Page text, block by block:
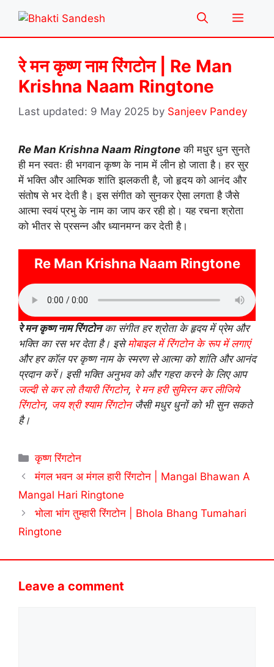
content
Menu
रे मन कृष्ण नाम रिंगटोन | Re Man
Krishna Naam Ringtone
9 May 2025 by Sanjeev Pandey
Re Man Krishna Naam Ringtone की मधुर धुन सुनते
ही मन स्वतः ही भगवान कृष्ण के नाम में लीन हो जाता है। हर सुर
में भक्ति और आत्मिक शांति झलकती है, जो हृदय को आनंद और
संतोष से भर देती है। इस संगीत को सुनकर ऐसा लगता है जैसे
आत्मा स्वयं प्रभु के नाम का जाप कर रही हो। यह रचना श्रोता
को भीतर से प्रसन्न और ध्यानमग्न कर देती है।
Re Man Krishna Naam Ringtone
रे मन कृष्ण नाम रिंगटोनका संगीत हर श्रोता के हृदय में प्रेम और
भक्ति का रस भर देता है। इसेमोबाइल में रिंगटोन के रूप में लगाएं
और हर कॉल पर कृष्ण नाम के स्मरण से आत्मा को शांति और आनंद
प्रदान करें। इसी भक्ति अनुभव को और गहरा करने के लिए आप
जल्दी से कर लो तैयारी रिंगटोन, रे मन हरी सुमिरन कर लीजिये
रिंगटोन, जय श्री श्याम रिंगटोनजैसी मधुर धुनों को भी सुन सकते
है।
Categories
कृष्ण रिंगटोन
मंगल भवन अ मंगल हारी रिंगटोन | Mangal Bhawan A
Mangal Hari Ringtone
भोला भांग तुम्हारी रिंगटोन | Bhola Bhang Tumahari
Ringtone
Leave a comment